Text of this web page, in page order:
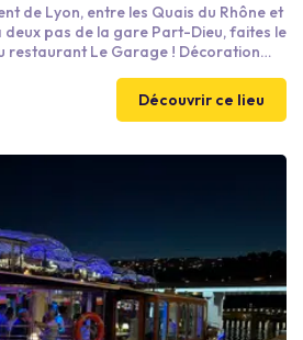
de Lyon, entre les Quais du Rhône et
deux pas de la gare Part-Dieu, faites le
restaurant Le Garage ! Décoration
cuisine de saison signée Coraline
d’une table où règne la
le lieu de tous vos rendez-vous !
Découvrir ce lieu